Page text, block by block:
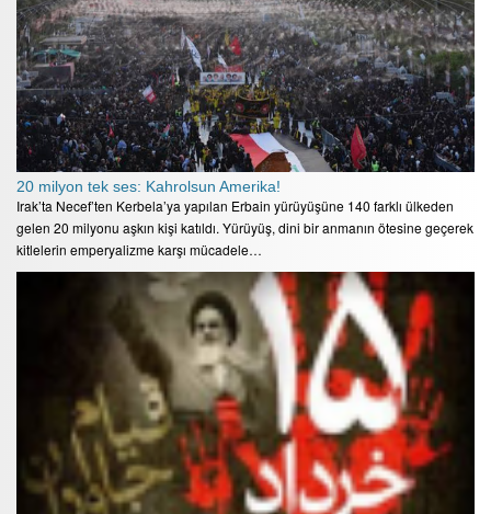
20 milyon tek ses: Kahrolsun Amerika!
Irak’ta Necef’ten Kerbela’ya yapılan Erbain yürüyüşüne 140 farklı ülkeden
gelen 20 milyonu aşkın kişi katıldı. Yürüyüş, dini bir anmanın ötesine geçerek
kitlelerin emperyalizme karşı mücadele…